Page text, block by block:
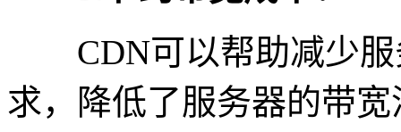
CDN可以帮助减少服
求，降低了服务器的带